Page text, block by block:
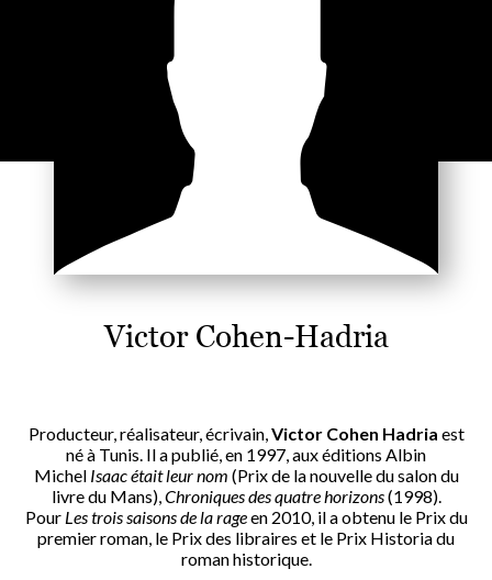
Victor Cohen-Hadria
Producteur, réalisateur, écrivain, Victor Cohen Hadria est
né à Tunis. Il a publié, en 1997, aux éditions Albin
Michel Isaac était leur nom (Prix de la nouvelle du salon du
livre du Mans), Chroniques des quatre horizons(1998).
Pour Les trois saisons de la rageen 2010, il a obtenu le Prix du
premier roman, le Prix des libraires et le Prix Historia du
roman historique.